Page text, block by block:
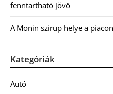
fenntartható jövő
A Monin szirup helye a piacon
Kategóriák
Autó